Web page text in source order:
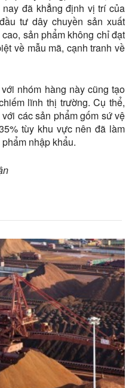
đã khẳng định vị trí của
tư dây chuyền sản xuất
sản phẩm không chỉ đạt
về mẫu mã, cạnh tranh về
nhóm hàng này cũng tạo
lĩnh thị trường. Cụ thể,
các sản phẩm gốm sứ vệ
tùy khu vực nên đã làm
nhập khẩu.